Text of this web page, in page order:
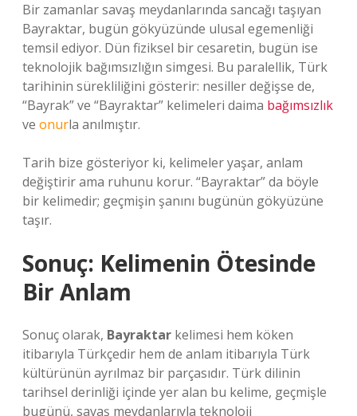
Bir zamanlar savaş meydanlarında sancağı taşıyan
Bayraktar, bugün gökyüzünde ulusal egemenliği
temsil ediyor. Dün fiziksel bir cesaretin, bugün ise
teknolojik bağımsızlığın simgesi. Bu paralellik, Türk
tarihinin sürekliliğini gösterir: nesiller değişse de,
“Bayrak” ve “Bayraktar” kelimeleri daima bağımsızlık
ve onurla anılmıştır.
Tarih bize gösteriyor ki, kelimeler yaşar, anlam
değiştirir ama ruhunu korur. “Bayraktar” da böyle
bir kelimedir; geçmişin şanını bugünün gökyüzüne
taşır.
Sonuç: Kelimenin Ötesinde
Bir Anlam
Sonuç olarak, Bayraktar kelimesi hem köken
itibarıyla Türkçedir hem de anlam itibarıyla Türk
kültürünün ayrılmaz bir parçasıdır. Türk dilinin
tarihsel derinliği içinde yer alan bu kelime, geçmişle
bugünü, savaş meydanlarıyla teknoloji